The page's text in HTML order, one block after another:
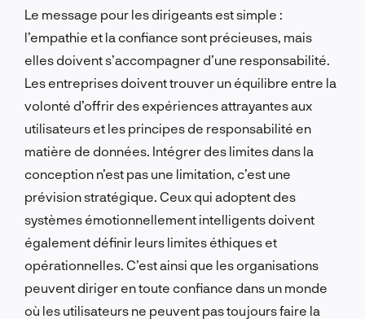
Le message pour les dirigeants est simple :
l’empathie et la confiance sont précieuses, mais
elles doivent s’accompagner d’une responsabilité.
Les entreprises doivent trouver un équilibre entre la
volonté d’offrir des expériences attrayantes aux
utilisateurs et les principes de responsabilité en
matière de données. Intégrer des limites dans la
conception n’est pas une limitation, c’est une
prévision stratégique. Ceux qui adoptent des
systèmes émotionnellement intelligents doivent
également définir leurs limites éthiques et
opérationnelles. C’est ainsi que les organisations
peuvent diriger en toute confiance dans un monde
où les utilisateurs ne peuvent pas toujours faire la